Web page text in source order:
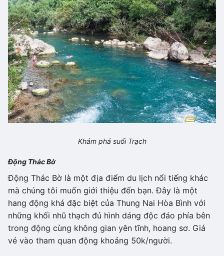
Khám phá suối Trạch
Động Thác Bờ
Động Thác Bờ là một địa điểm du lịch nổi tiếng khác
mà chúng tôi muốn giới thiệu đến bạn. Đây là một
hang động khá đặc biệt của Thung Nai Hòa Bình với
những khối nhũ thạch đủ hình dáng độc đáo phía bên
trong động cùng không gian yên tĩnh, hoang sơ. Giá
vé vào tham quan động khoảng 50k/người.